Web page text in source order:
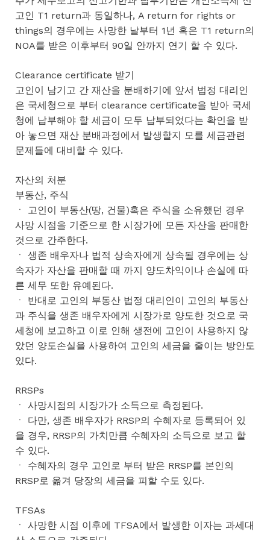
고인 T1 return과 동일하나, A return for rights or
things의 경우에는 사망한 날부터 1년 혹은 T1 return의
NOA를 받은 이후부터 90일 안까지 연기 할 수 있다.
Clearance certificate 받기
고인이 남기고 간 재산을 분배하기에 앞서 법정 대리인
은 국세청으로 부터 clearance certificate을 받아 국세
청에 납부해야 할 세금이 모두 납부되었다는 확인을 받
아 놓으면 재산 분배과정에서 발생할지 모를 세금관련
문제들에 대비할 수 있다.
자산의 처분
부동산, 주식
ㆍ 고인이 부동산(땅, 건물)혹은 주식을 소유했던 경우
사망 시점을 기준으로 한 시장가에 모든 자산을 판매한
것으로 간주한다.
ㆍ 생존 배우자나 법적 상속자에게 상속될 경우에는 상
속자가 자산을 판매할 때 까지 양도차익이나 손실에 따
른 세무 또한 유예된다.
ㆍ 반대로 고인의 부동산 법정 대리인이 고인의 부동산
과 주식을 생존 배우자에게 시장가로 양도한 것으로 국
세청에 보고하고 이로 인해 생전에 고인이 사용하지 않
았던 양도손실을 사용하여 고인의 세금을 줄이는 방안도
있다.
RRSPs
ㆍ 사망시점의 시장가가 소득으로 측정된다.
ㆍ 다만, 생존 배우자가 RRSP의 수혜자로 등록되어 있
을 경우, RRSP의 가치만큼 수혜자의 소득으로 보고 할
수 있다.
ㆍ 수혜자의 경우 고인로 부터 받은 RRSP를 본인의
RRSP로 옮겨 당장의 세금을 피할 수도 있다.
TFSAs
ㆍ 사망한 시점 이후에 TFSA에서 발생한 이자는 과세대